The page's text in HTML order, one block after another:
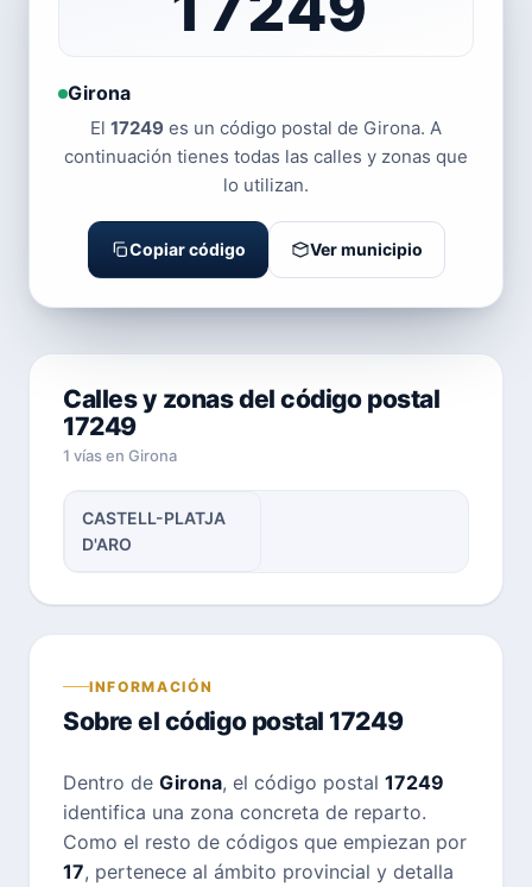
Girona
El 17249 es un código postal de Girona. A
continuación tienes todas las calles y zonas que
lo utilizan.
Copiar código Ver municipio
Calles y zonas del código postal
17249
1 vías en Girona
CASTELL-PLATJA
D'ARO
INFORMACIÓN
Sobre el código postal 17249
Dentro de Girona, el código postal 17249
identifica una zona concreta de reparto.
Como el resto de códigos que empiezan por
17, pertenece al ámbito provincial y detalla